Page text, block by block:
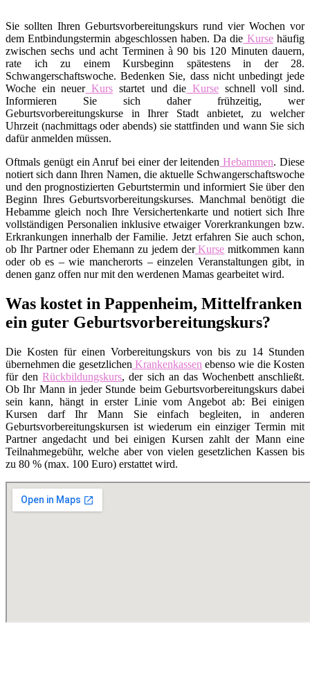
Sie sollten Ihren Geburtsvorbereitungskurs rund vier Wochen vor
dem Entbindungstermin abgeschlossen haben. Da die Kursehäufig
zwischen sechs und acht Terminen à 90 bis 120 Minuten dauern,
rate ich zu einem Kursbeginn spätestens in der 28.
Schwangerschaftswoche. Bedenken Sie, dass nicht unbedingt jede
Woche ein neuerKurs startet und die Kurseschnell voll sind.
Informieren Sie sich daher frühzeitig, wer
Geburtsvorbereitungskurse in Ihrer Stadt anbietet, zu welcher
Uhrzeit (nachmittags oder abends) sie stattfinden und wann Sie sich
dafür anmelden müssen.
Oftmals genügt ein Anruf bei einer der leitenden Hebammen. Diese
notiert sich dann Ihren Namen, die aktuelle Schwangerschaftswoche
und den prognostizierten Geburtstermin und informiert Sie über den
Beginn Ihres Geburtsvorbereitungskurses. Manchmal benötigt die
Hebamme gleich noch Ihre Versichertenkarte und notiert sich Ihre
vollständigen Personalien inklusive etwaiger Vorerkrankungen bzw.
Erkrankungen innerhalb der Familie. Jetzt erfahren Sie auch schon,
ob Ihr Partner oder Ehemann zu jedem derKurse mitkommen kann
oder ob es – wie mancherorts – einzelen Veranstaltungen gibt, in
denen ganz offen nur mit den werdenen Mamas gearbeitet wird.
Was kostet in Pappenheim, Mittelfranken
ein guter Geburtsvorbereitungskurs?
Die Kosten für einen Vorbereitungskurs von bis zu 14 Stunden
übernehmen die gesetzlichen Krankenkassen ebenso wie die Kosten
für denRückbildungskurs, der sich an das Wochenbett anschließt.
Ob Ihr Mann in jeder Stunde beim Geburtsvorbereitungskurs dabei
sein kann, hängt in erster Linie vom Angebot ab: Bei einigen
Kursen darf Ihr Mann Sie einfach begleiten, in anderen
Geburtsvorbereitungskursen ist wiederum ein einziger Termin mit
Partner angedacht und bei einigen Kursen zahlt der Mann eine
Teilnahmegebühr, welche aber von vielen gesetzlichen Kassen bis
zu 80 % (max. 100 Euro) erstattet wird.